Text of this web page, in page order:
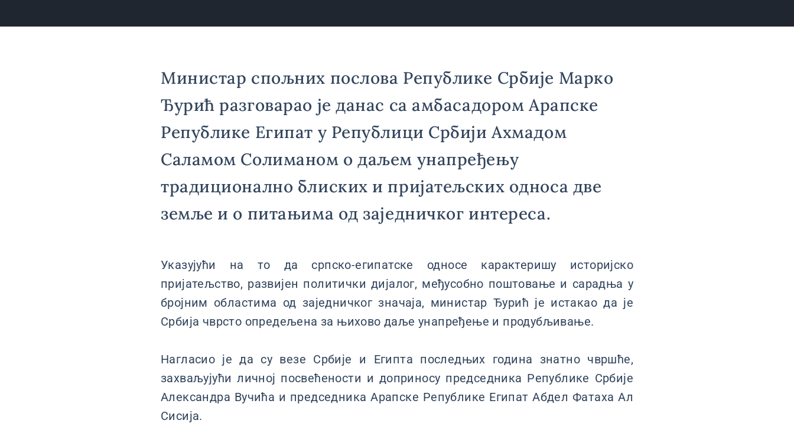
Министар спољних послова Републике Србије Марко
Ђурић разговарао је данас са амбасадором Арапске
Републике Египат у Републици Србији Ахмадом
Саламом Солиманом о даљем унапређењу
традиционално блиских и пријатељских односа две
земље и о питањима од заједничког интереса.
Указујући на то да српско-египатске односе карактеришу историјско
пријатељство, развијен политички дијалог, међусобно поштовање и сарадња у
бројним областима од заједничког значаја, министар Ђурић је истакао да је
Србија чврсто опредељена за њихово даље унапређење и продубљивање.
Нагласио је да су везе Србије и Египта последњих година знатно чвршће,
захваљујући личној посвећености и доприносу председника Републике Србије
Александра Вучића и председника Арапске Републике Египат Абдел Фатаха Ал
Сисија.